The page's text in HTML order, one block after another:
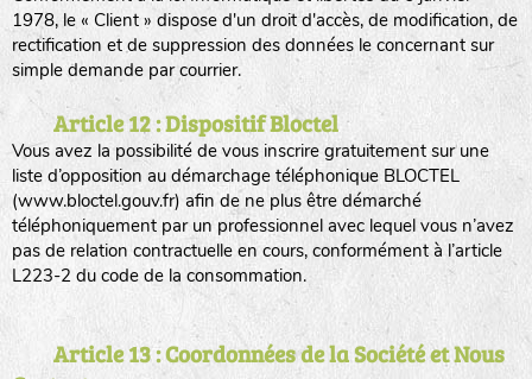
1978, le « Client » dispose d'un droit d'accès, de modification, de
rectification et de suppression des données le concernant sur
simple demande par courrier.
Article 12 : Dispositif Bloctel
Vous avez la possibilité de vous inscrire gratuitement sur une
liste d’opposition au démarchage téléphonique BLOCTEL
(www.bloctel.gouv.fr) afin de ne plus être démarché
téléphoniquement par un professionnel avec lequel vous n’avez
pas de relation contractuelle en cours, conformément à l’article
L223-2 du code de la consommation.
Article 13 : Coordonnées de la Société et Nous